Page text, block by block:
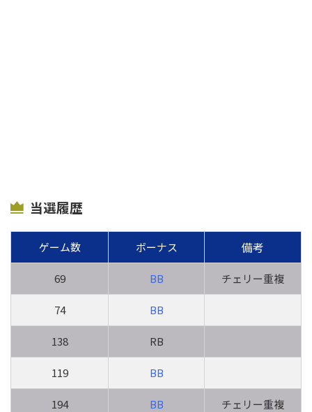
当選履歴
ゲーム数 ボーナス 備考
69 BB チェリー重複
74 BB
138 RB
119 BB
194 BB チェリー重複